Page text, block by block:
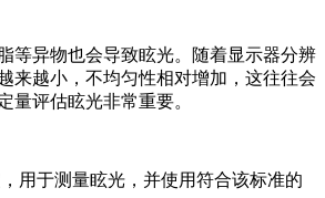
等异物也会导致眩光。随着显示器分辨
来越小，不均匀性相对增加，这往往会
量评估眩光非常重要。
用于测量眩光，并使用符合该标准的